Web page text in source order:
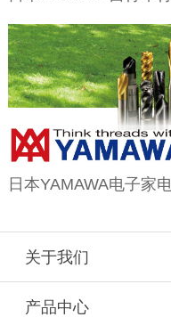
关于我们
产品中心